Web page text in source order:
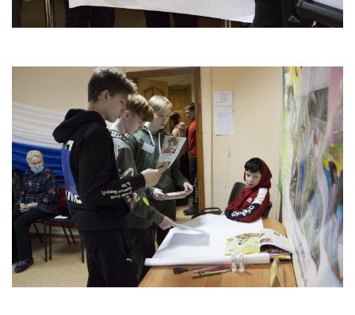
26.04.2022 Экскурсия в лабораторию по
мониторингу загрязнения окружающей среды
Дзержинска
17.04.2022 Военно-патриотический слёт "Эстафета
памяти"
13.04.2022 Награждение волонтеров. Фото Р.
Лобанова
13.04.2022 Фестиваль "Профессия космонавт"
13.04.2022 В состоянии ресурса (экскурсия на ТК
"Дзержинск")
05.04.2022 В состоянии ресурса (экскурсия в
Дзержинский театр кукол)
30.03.2022 Большая психологическая игра
"Территория успеха" (3 часть)